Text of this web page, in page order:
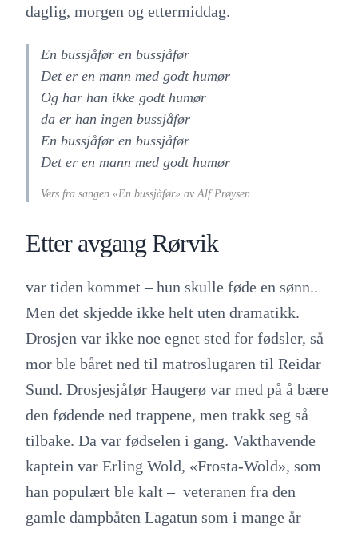
daglig, morgen og ettermiddag.
En bussjåfør en bussjåfør
Det er en mann med godt humør
Og har han ikke godt humør
da er han ingen bussjåfør
En bussjåfør en bussjåfør
Det er en mann med godt humør
Vers fra sangen «En bussjåfør» av Alf Prøysen.
Etter avgang Rørvik
var tiden kommet – hun skulle føde en sønn..
Men det skjedde ikke helt uten dramatikk.
Drosjen var ikke noe egnet sted for fødsler, så
mor ble båret ned til matroslugaren til Reidar
Sund. Drosjesjåfør Haugerø var med på å bære
den fødende ned trappene, men trakk seg så
tilbake. Da var fødselen i gang. Vakthavende
kaptein var Erling Wold, «Frosta-Wold», som
han populært ble kalt – veteranen fra den
gamle dampbåten Lagatun som i mange år